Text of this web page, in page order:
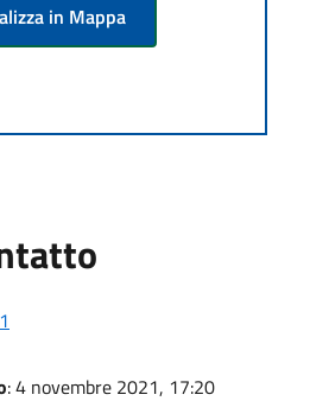
in Mappa
: 4 novembre 2021, 17:20